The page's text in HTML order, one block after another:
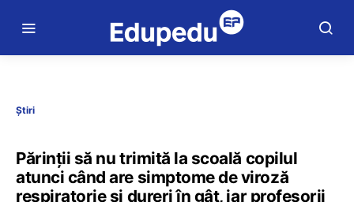
Știri
Părinții să nu trimită la scoală copilul
atunci când are simptome de viroză
respiratorie și dureri în gât, iar profesorii